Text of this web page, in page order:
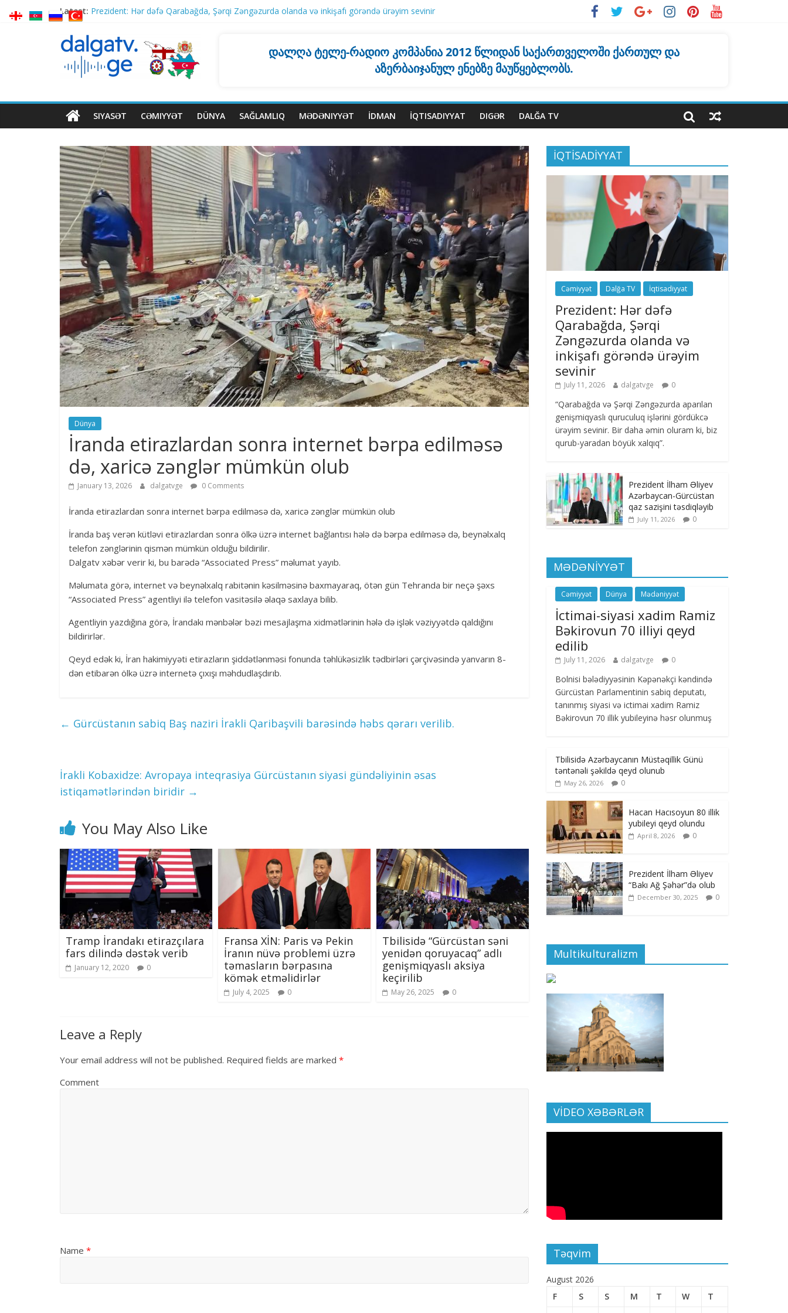
Latest: Prezident: Hər dəfə Qarabağda, Şərqi Zəngəzurda olanda və inkişafı görəndə ürəyim sevinir
Baş nazir İrakli Kobaxidze ATƏT PA-nın Gürcüstanla bağlı qətnaməsini tənqid edib
ABŞ–İran memorandum danışıqları: FT ABŞ nümayəndə heyətinin zəif mövqedə qaldığını yazır
Rusiya Sumıya zərbələr endirib, biri uşaq olmaqla 5 nəfər ölüb, 30 yaralı var
დალღა ტელე-რადიო კომპანია 2012 წლიდან საქართველოში ქართულ და
აზერბაიჯანულ ენებზე მაუწყებლობს.
SIYASƏT CƏMIYYƏT DÜNYA SAĞLAMLIQ MƏDƏNIYYƏT İDMAN İQTISADIYYAT DIGƏR DALĞA TV
Dünya
İranda etirazlardan sonra internet bərpa edilməsə
də, xaricə zənglər mümkün olub
January 13, 2026 dalgatvge 0 Comments
İranda etirazlardan sonra internet bərpa edilməsə də, xaricə zənglər mümkün olub
İranda baş verən kütləvi etirazlardan sonra ölkə üzrə internet bağlantısı hələ də bərpa edilməsə də, beynəlxalq
telefon zənglərinin qismən mümkün olduğu bildirilir.
Dalgatv xəbər verir ki, bu barədə “Associated Press” məlumat yayıb.
Məlumata görə, internet və beynəlxalq rabitənin kəsilməsinə baxmayaraq, ötən gün Tehranda bir neçə şəxs
“Associated Press” agentliyi ilə telefon vasitəsilə əlaqə saxlaya bilib.
Agentliyin yazdığına görə, İrandakı mənbələr bəzi mesajlaşma xidmətlərinin hələ də işlək vəziyyətdə qaldığını
bildirirlər.
Qeyd edək ki, İran hakimiyyəti etirazların şiddətlənməsi fonunda təhlükəsizlik tədbirləri çərçivəsində yanvarın 8-
dən etibarən ölkə üzrə internetə çıxışı məhdudlaşdırıb.
← Gürcüstanın sabiq Baş naziri İrakli Qaribaşvili barəsində həbs qərarı verilib.
İrakli Kobaxidze: Avropaya inteqrasiya Gürcüstanın siyasi gündəliyinin əsas
istiqamətlərindən biridir →
You May Also Like
Tramp İrandakı etirazçılara
fars dilində dəstək verib
January 12, 2020 0
Fransa XİN: Paris və Pekin
İranın nüvə problemi üzrə
təmasların bərpasına
kömək etməlidirlər
July 4, 2025 0
Tbilisidə “Gürcüstan səni
yenidən qoruyacaq” adlı
genişmiqyaslı aksiya
keçirilib
May 26, 2025 0
Leave a Reply
Your email address will not be published. Required fields are marked *
Comment
Name *
İQTİSADİYYAT
Cəmiyyət Dalğa TV İqtisadiyyat
Prezident: Hər dəfə
Qarabağda, Şərqi
Zəngəzurda olanda və
inkişafı görəndə ürəyim
sevinir
July 11, 2026 dalgatvge 0
“Qarabağda və Şərqi Zəngəzurda aparılan
genişmiqyaslı quruculuq işlərini gördükcə
ürəyim sevinir. Bir daha əmin oluram ki, biz
qurub-yaradan böyük xalqıq”.
Prezident İlham Əliyev
Azərbaycan-Gürcüstan
qaz sazişini təsdiqləyib
July 11, 2026 0
MƏDƏNİYYƏT
Cəmiyyət Dünya Mədəniyyət
İctimai-siyasi xadim Ramiz
Bəkirovun 70 illiyi qeyd
edilib
July 11, 2026 dalgatvge 0
Bolnisi bələdiyyəsinin Kəpənəkçi kəndində
Gürcüstan Parlamentinin sabiq deputatı,
tanınmış siyasi və ictimai xadim Ramiz
Bəkirovun 70 illik yubileyinə həsr olunmuş
Tbilisidə Azərbaycanın Müstəqillik Günü
təntənəli şəkildə qeyd olunub
May 26, 2026 0
Hacan Hacısoyun 80 illik
yubileyi qeyd olundu
April 8, 2026 0
Prezident İlham Əliyev
“Bakı Ağ Şəhər”də olub
December 30, 2025 0
Multikulturalizm
VİDEO XƏBƏRLƏR
Təqvim
August 2026
F
S S M T W T